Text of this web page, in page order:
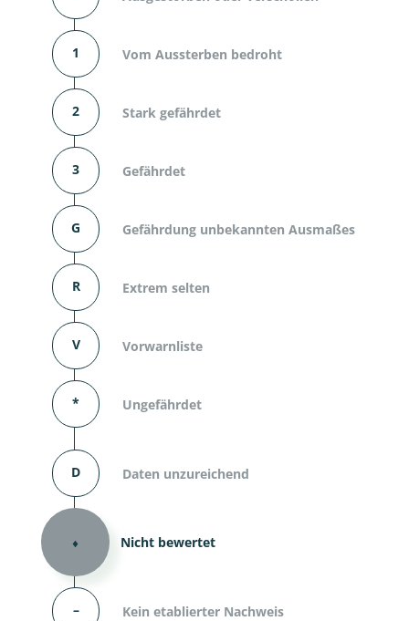
1 Vom Aussterben bedroht
2 Stark gefährdet
3 Gefährdet
G Gefährdung unbekannten Ausmaßes
R Extrem selten
V Vorwarnliste
* Ungefährdet
D Daten unzureichend
⬧ Nicht bewertet
– Kein etablierter Nachweis